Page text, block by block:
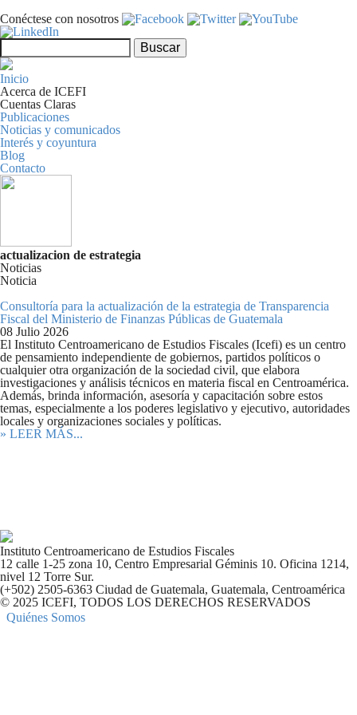
Conéctese con nosotros
Formulario de búsqueda
Buscar
Inicio
Acerca de ICEFI
Cuentas Claras
Publicaciones
Noticias y comunicados
Interés y coyuntura
Blog
Contacto
actualizacion de estrategia
Noticias
Noticia
Consultoría para la actualización de la estrategia de Transparencia
Fiscal del Ministerio de Finanzas Públicas de Guatemala
08 Julio 2026
El Instituto Centroamericano de Estudios Fiscales (Icefi) es un centro
de pensamiento independiente de gobiernos, partidos políticos o
cualquier otra organización de la sociedad civil, que elabora
investigaciones y análisis técnicos en materia fiscal en Centroamérica.
Además, brinda información, asesoría y capacitación sobre estos
temas, especialmente a los poderes legislativo y ejecutivo, autoridades
locales y organizaciones sociales y políticas.
» LEER MÁS...
Instituto Centroamericano de Estudios Fiscales
12 calle 1-25 zona 10, Centro Empresarial Géminis 10. Oficina 1214,
nivel 12 Torre Sur.
(+502) 2505-6363 Ciudad de Guatemala, Guatemala, Centroamérica
© 2025 ICEFI, TODOS LOS DERECHOS RESERVADOS
Quiénes Somos